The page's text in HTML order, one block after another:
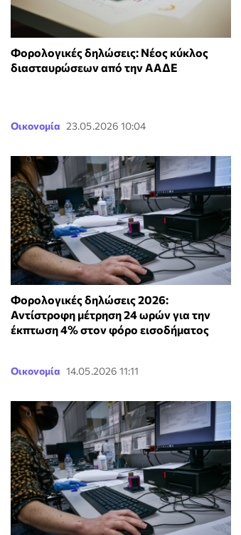
Φορολογικές δηλώσεις: Νέος κύκλος
διασταυρώσεων από την ΑΑΔΕ
Οικονομία 23.05.2026 10:04
Φορολογικές δηλώσεις 2026:
Αντίστροφη μέτρηση 24 ωρών για την
έκπτωση 4% στον φόρο εισοδήματος
Οικονομία 14.05.2026 11:11